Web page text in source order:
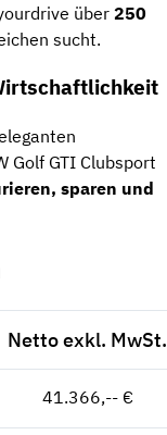
über 250
sucht.
Golf GTI Clubsport
sparen und
Netto exkl. MwSt.
41.366,-- €